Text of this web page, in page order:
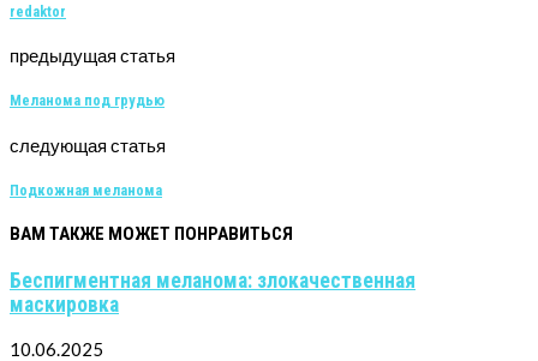
redaktor
предыдущая статья
Меланома под грудью
следующая статья
Подкожная меланома
ВАМ ТАКЖЕ МОЖЕТ ПОНРАВИТЬСЯ
Беспигментная меланома: злокачественная
маскировка
10.06.2025